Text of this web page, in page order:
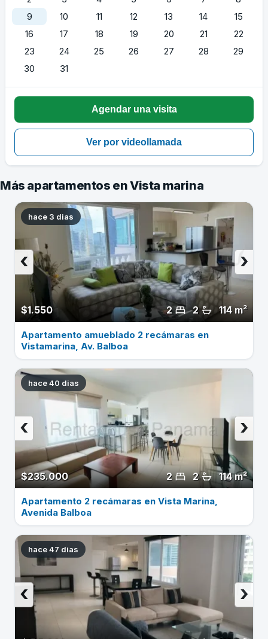
9
10 11 12 13 14
15
16
17 18 19 20 21
22
23
24 25 26 27 28
29
30
31
Más apartamentos en Vista marina
hace 3 dias
$1.550 114 m²
2
2
›
‹
Apartamento amueblado 2 recámaras en
Vistamarina, Av. Balboa
hace 40 dias
$235.000 114 m²
2
2
›
‹
Apartamento 2 recámaras en Vista Marina,
Avenida Balboa
hace 47 dias
›
‹